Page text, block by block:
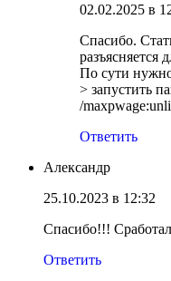
02.02.2025 в
Спасибо.
разъясняется
По сути
> запустить
/
Ответить
Александр
25.10.2023 в 12:32
Спасибо!!!
Ответить